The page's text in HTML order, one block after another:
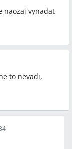
naozaj vynadat
to nevadi,